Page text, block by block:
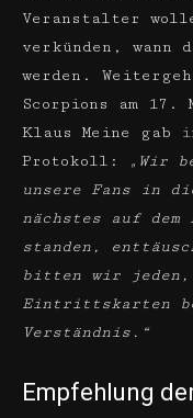
Veranstalter
verkünden, wann
werden.
Scorpions am 17.
Klaus Meine gab
Protokoll:
„Wir
unsere Fans in
nächstes auf dem
standen,
bitten wir jeden,
Eintrittskarten
Verständnis.“
Empfehlung